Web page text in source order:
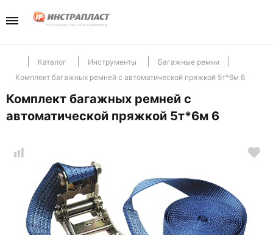
Каталог Инструменты
Багажные ремни
Комплект багажных ремней с автоматической пряжкой 5т*6м 6
Комплект багажных ремней с
автоматической пряжкой 5т*6м 6
Отдел продаж